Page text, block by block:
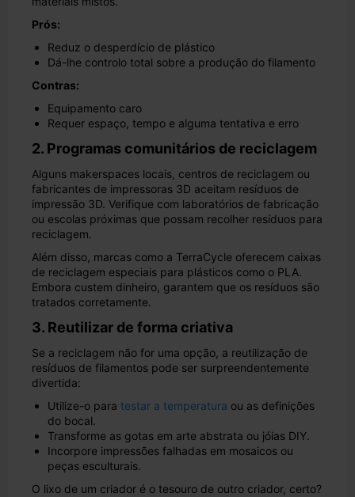
Prós:
Reduz o desperdício de plástico
Dá-lhe controlo total sobre a produção do filamento
Contras:
Equipamento caro
Requer espaço, tempo e alguma tentativa e erro
2. Programas comunitários de reciclagem
Alguns makerspaces locais, centros de reciclagem ou
fabricantes de impressoras 3D aceitam resíduos de
impressão 3D. Verifique com laboratórios de fabricação
ou escolas próximas que possam recolher resíduos para
reciclagem.
Além disso, marcas como a TerraCycle oferecem caixas
de reciclagem especiais para plásticos como o PLA.
Embora custem dinheiro, garantem que os resíduos são
tratados corretamente.
3. Reutilizar de forma criativa
Se a reciclagem não for uma opção, a reutilização de
resíduos de filamentos pode ser surpreendentemente
divertida:
Utilize-o para testar a temperatura ou as definições
do bocal.
Transforme as gotas em arte abstrata ou jóias DIY.
Incorpore impressões falhadas em mosaicos ou
peças esculturais.
O lixo de um criador é o tesouro de outro criador, certo?